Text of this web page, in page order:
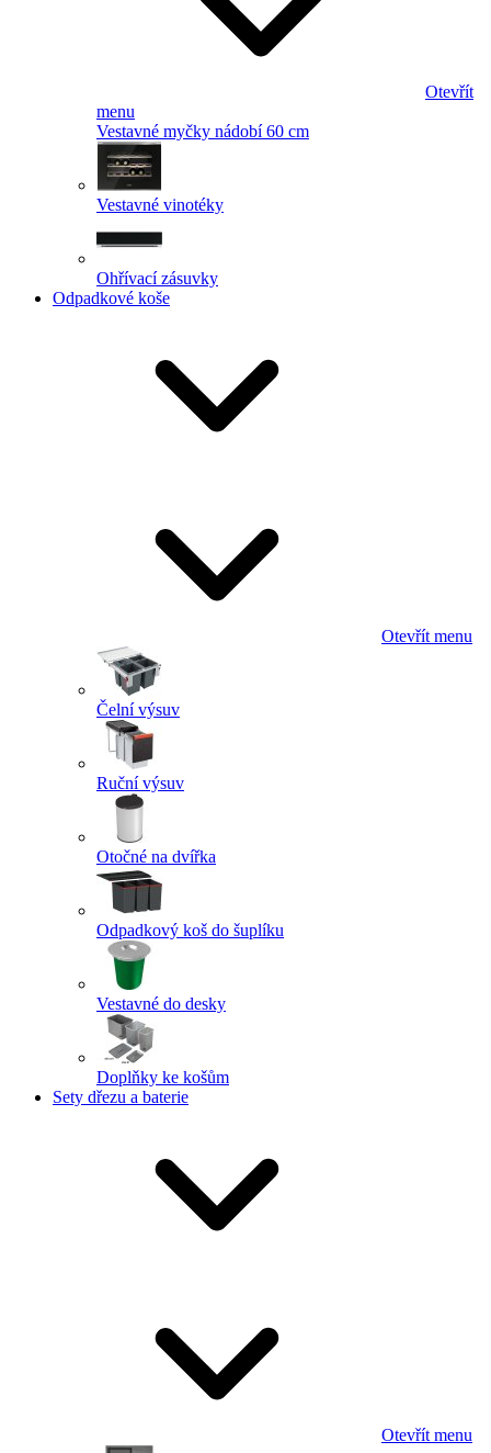
Otevřít
menu
Vestavné myčky nádobí 60 cm
Vestavné vinotéky
Ohřívací zásuvky
Odpadkové koše
Otevřít menu
Čelní výsuv
Ruční výsuv
Otočné na dvířka
Odpadkový koš do šuplíku
Vestavné do desky
Doplňky ke košům
Sety dřezu a baterie
Otevřít menu